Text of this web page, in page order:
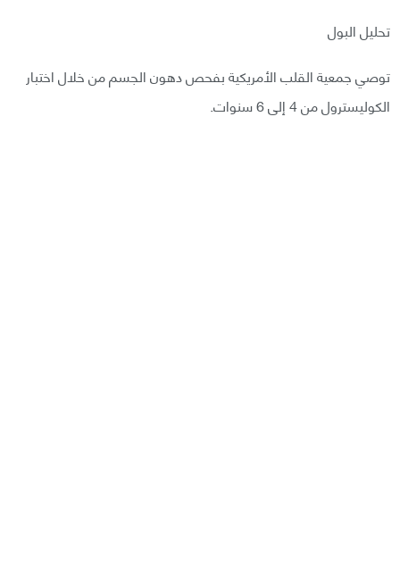
تحليل البول
توصي جمعية القلب الأمريكية بفحص دهون الجسم من خلال اختبار
الكوليسترول من 4 إلى 6 سنوات.